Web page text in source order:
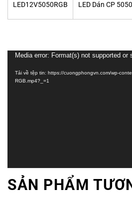
LED12V5050RGB LED Dán CP
Trình
chơi
Video
Media error: Format(s) not supported or
Tải về tệp tin: https://cuongphongvn.com/wp-
RGB.mp4?_=1
SẢN PHẨM